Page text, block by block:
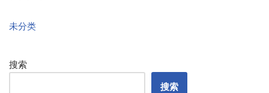
未分类
搜索
搜索